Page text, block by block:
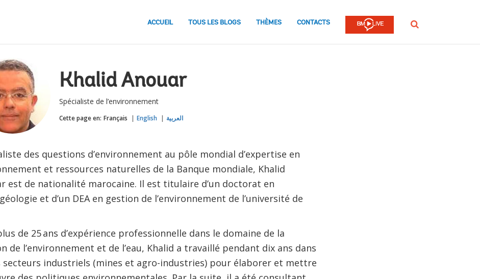
ACCUEIL TOUS LES BLOGS THÈMES CONTACTS Rechercher
Khalid Anouar
Spécialiste de l’environnement
Cette page en: Français English العربية
des questions d’environnement au pôle mondial d’expertise en
et ressources naturelles de la Banque mondiale, Khalid
est de nationalité marocaine. Il est titulaire d’un doctorat en
et d’un DEA en gestion de l’environnement de l’université de
de 25 ans d’expérience professionnelle dans le domaine de la
de l’environnement et de l’eau, Khalid a travaillé pendant dix ans dans
secteurs industriels (mines et agro-industries) pour élaborer et mettre